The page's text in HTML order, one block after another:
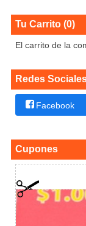
Tu Carrito (0)
El carrito de la
Redes
Facebook
Cupones